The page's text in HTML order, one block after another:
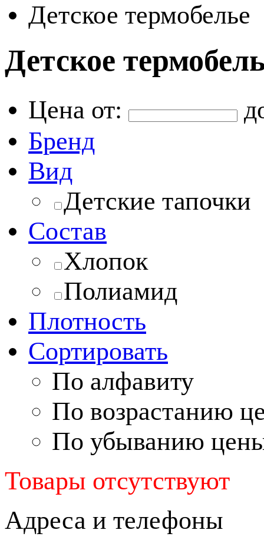
Детское термобелье
Детское
Цена от:
Бренд
Вид
Детские тапочки
Состав
Хлопок
Полиамид
Плотность
Сортировать
По алфавиту
По возрастанию
По убыванию
Товары отсутствуют
Адреса и телефоны